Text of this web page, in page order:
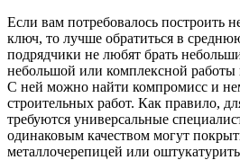
Если вам потребовалось построить
ключ, то лучше обратиться в
подрядчики не любят брать
небольшой или комплексной работы
С ней можно найти компромисс и
строительных работ. Как правило,
требуются универсальные
одинаковым качеством могут
металлочерепицей или